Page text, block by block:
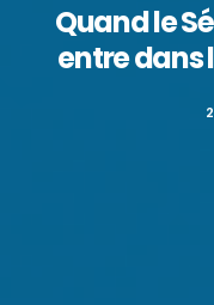
Quand le
entre dans